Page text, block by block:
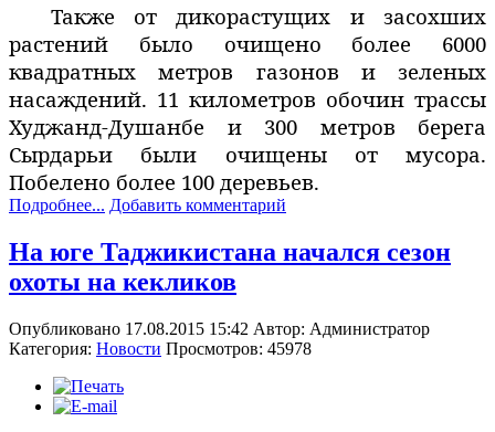
Также от дикорастущих и засохших
растений было очищено более 6000
квадратных метров газонов и зеленых
насаждений. 11 километров обочин трассы
Худжанд-Душанбе и 300 метров берега
Сырдарьи были очищены от мусора.
Побелено более 100 деревьев.
Подробнее... Добавить комментарий
На юге Таджикистана начался сезон
охоты на кекликов
Опубликовано 17.08.2015 15:42 Автор: Администратор
Категория: Новости Просмотров: 45978